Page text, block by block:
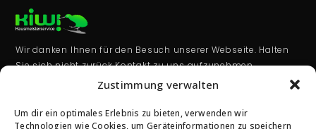
Zustimmung verwalten
Um dir ein optimales Erlebnis zu bieten, verwenden wir
Technologien wie Cookies, um Geräteinformationen zu speichern
Wir danken Ihnen für den Besuch unserer Webseite. Halten
Sie sich nicht zurück Kontakt zu uns aufzunehmen.
65760 Eschborn